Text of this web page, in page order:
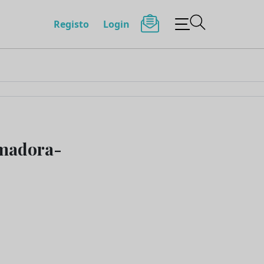
Registo Login